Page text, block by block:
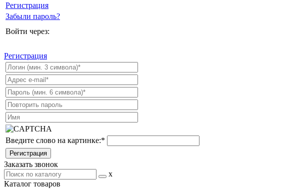
Регистрация
Забыли пароль?
Войти через:
Регистрация
Введите слово на картинке:*
Заказать звонок
x
Каталог товаров